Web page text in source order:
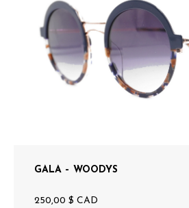
GALA – WOODYS
250,00 $ CAD